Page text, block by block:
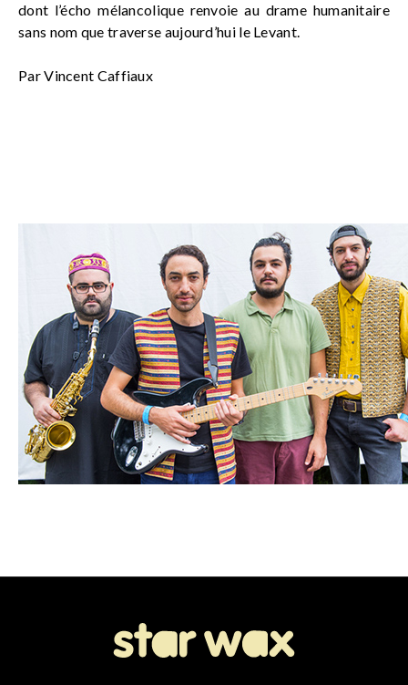
dont l’écho mélancolique renvoie au drame humanitaire
sans nom que traverse aujourd’hui le Levant.
Par Vincent Caffiaux